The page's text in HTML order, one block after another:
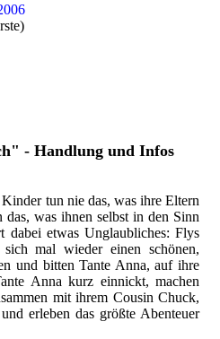
- Handlung und Infos
tun nie das, was ihre Eltern
was ihnen selbst in den Sinn
dabei etwas Unglaubliches: Flys
mal wieder einen schönen,
und bitten Tante Anna, auf ihre
Anna kurz einnickt, machen
mit ihrem Cousin Chuck,
erleben das größte Abenteuer